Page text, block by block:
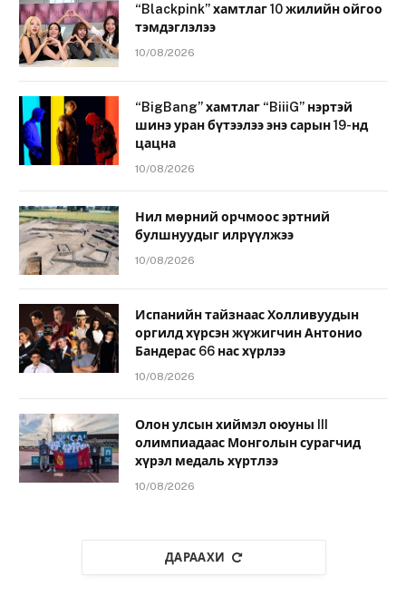
“Blackpink” хамтлаг 10 жилийн ойгоо
тэмдэглэлээ
10/08/2026
“BigBang” хамтлаг “BiiiG” нэртэй
шинэ уран бүтээлээ энэ сарын 19-нд
цацна
10/08/2026
Нил мөрний орчмоос эртний
булшнуудыг илрүүлжээ
10/08/2026
Испанийн тайзнаас Холливуудын
оргилд хүрсэн жүжигчин Антонио
Бандерас 66 нас хүрлээ
10/08/2026
Олон улсын хиймэл оюуны III
олимпиадаас Монголын сурагчид
хүрэл медаль хүртлээ
10/08/2026
ДАРААХИ